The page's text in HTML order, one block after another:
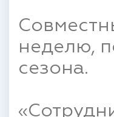
неделю,
сезона.